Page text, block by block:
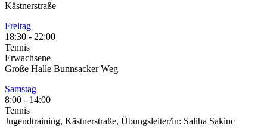
Kästnerstraße
Freitag
18:30 - 22:00
Tennis
Erwachsene
Große Halle Bunnsacker Weg
Samstag
8:00 - 14:00
Tennis
Jugendtraining, Kästnerstraße, Übungsleiter/in: Saliha Sakinc